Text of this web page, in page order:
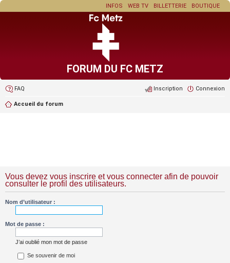
BOUTIQUE
BILLETTERIE
WEB TV
INFOS
FORUM DU FC METZ
FAQ Connexion
Inscription
Accueil du forum
Vous devez vous inscrire et vous connecter afin de pouvoir
consulter le profil des utilisateurs.
Nom d’utilisateur :
Mot de passe :
J’ai oublié mon mot de passe
Se souvenir de moi